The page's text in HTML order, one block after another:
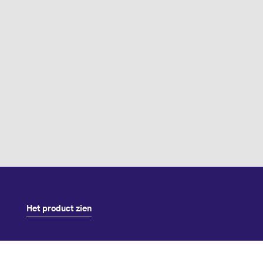
Het product zien